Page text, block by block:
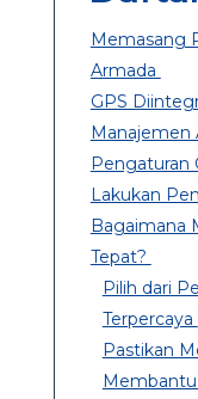
Memasang
Armada
GPS
Manajemen
Pengaturan
Lakukan
Bagaimana
Tepat?
Pilih dari
Terpercaya
Pastikan
Membantu